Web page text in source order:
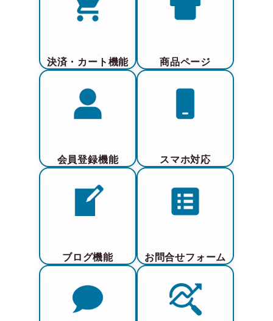
決済・カート機能 商品ページ
会員登録機能 スマホ対応
ブログ機能 お問合せフォーム